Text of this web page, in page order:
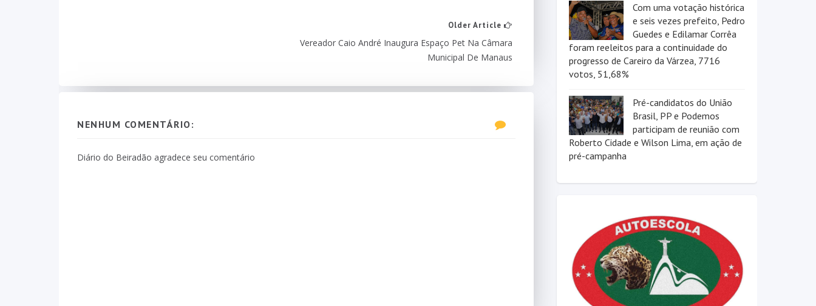
Older Article
Vereador Caio André Inaugura Espaço Pet Na Câmara
Municipal De Manaus
NENHUM COMENTÁRIO:
Diário do Beiradão agradece seu comentário
Com uma votação histórica
e seis vezes prefeito, Pedro
Guedes e Edilamar Corrêa
foram reeleitos para a continuidade do
progresso de Careiro da Várzea, 7716
votos, 51,68%
Pré-candidatos do União
Brasil, PP e Podemos
participam de reunião com
Roberto Cidade e Wilson Lima, em ação de
pré-campanha